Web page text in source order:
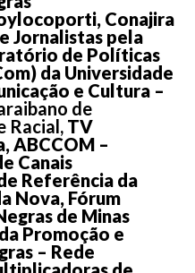
Conajira
Jornalistas pela
de Políticas
da Universidade
e Cultura –
de
Racial, TV
ABCCOM –
Canais
Referência da
Nova, Fórum
de Minas
Promoção e
– Rede